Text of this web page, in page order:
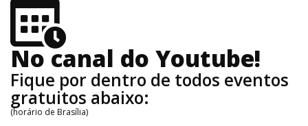
No canal do Youtube!
Fique por dentro de todos eventos
gratuitos abaixo:
(horário de Brasília)